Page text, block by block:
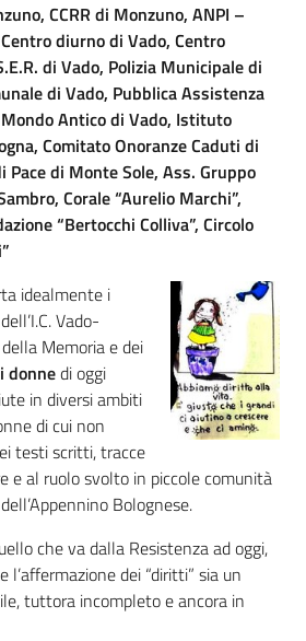
CCRR di Monzuno, ANPI –
diurno di Vado, Centro
di Vado, Polizia Municipale di
di Vado, Pubblica Assistenza
Antico di Vado, Istituto
Comitato Onoranze Caduti di
Pace di Monte Sole, Ass. Gruppo
Corale “Aurelio Marchi”,
“Bertocchi Colliva”, Circolo
idealmente i
Vado-
Memoria e dei
donnedi oggi
in diversi ambiti
di cui non
testi scritti, tracce
e al ruolo svolto in piccole comunità
Bolognese.
che va dalla Resistenza ad oggi,
l’affermazione dei “diritti” sia un
tuttora incompleto e ancora in